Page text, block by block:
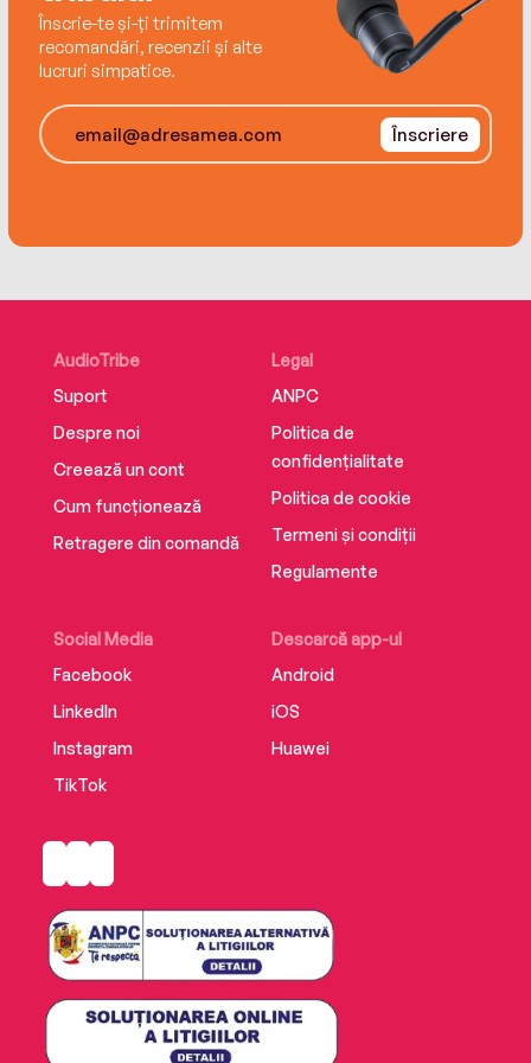
Înscrie-te și-ți trimitem
recomandări, recenzii și alte
lucruri simpatice.
Înscriere
AudioTribe
Suport
Despre noi
Creează un cont
Cum funcționează
Retragere din comandă
Social Media
Facebook
LinkedIn
Instagram
TikTok
Descarcă app-ul
Android
iOS
Huawei
Legal
ANPC
Politica de
confidențialitate
Politica de cookie
Termeni și condiții
Regulamente